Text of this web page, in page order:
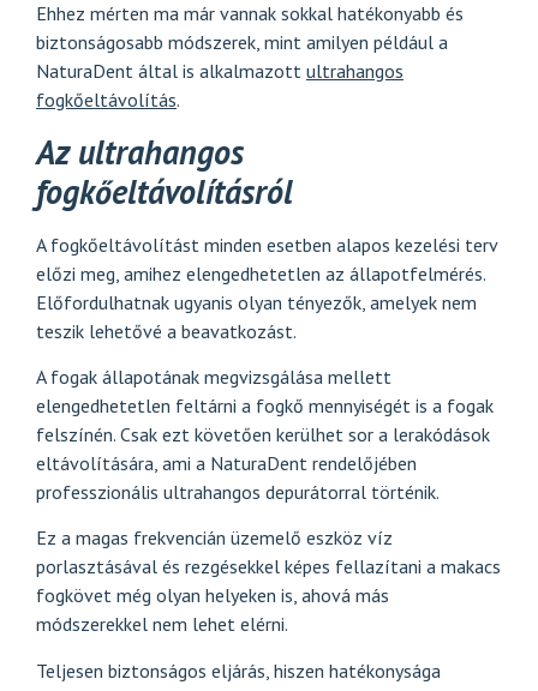
Ehhez mérten ma már vannak sokkal hatékonyabb és
biztonságosabb módszerek, mint amilyen például a
NaturaDent által is alkalmazott ultrahangos
fogkőeltávolítás.
Az ultrahangos
fogkőeltávolításról
A fogkőeltávolítást minden esetben alapos kezelési terv
előzi meg, amihez elengedhetetlen az állapotfelmérés.
Előfordulhatnak ugyanis olyan tényezők, amelyek nem
teszik lehetővé a beavatkozást.
A fogak állapotának megvizsgálása mellett
elengedhetetlen feltárni a fogkő mennyiségét is a fogak
felszínén. Csak ezt követően kerülhet sor a lerakódások
eltávolítására, ami a NaturaDent rendelőjében
professzionális ultrahangos depurátorral történik.
Ez a magas frekvencián üzemelő eszköz víz
porlasztásával és rezgésekkel képes fellazítani a makacs
fogkövet még olyan helyeken is, ahová más
módszerekkel nem lehet elérni.
Teljesen biztonságos eljárás, hiszen hatékonysága